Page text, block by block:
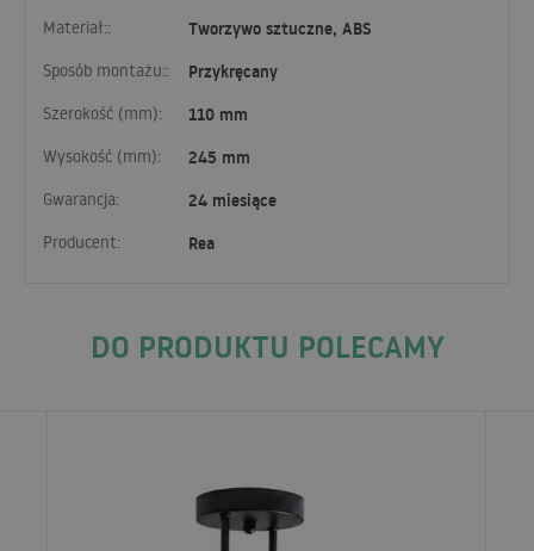
Materiał:: Tworzywo sztuczne, ABS
Sposób montażu:: Przykręcany
Szerokość (mm): 110 mm
Wysokość (mm): 245 mm
Gwarancja: 24 miesiące
Producent: Rea
DO PRODUKTU POLECAMY